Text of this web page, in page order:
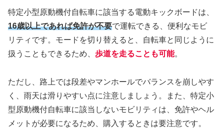
特定小型原動機付自転車に該当する電動キックボードは、
16歳以上であれば免許が不要で運転できる、便利なモビ
リティです。モードを切り替えると、自転車と同じように
扱うこともできるため、 歩道を走ることも可能。
ただし、路上では段差やマンホールでバランスを崩しやす
く、雨天は滑りやすい点に注意しましょう。また、特定小
型原動機付自転車に該当しないモビリティは、免許やヘル
メットが必要になるため、購入するときは要注意です。